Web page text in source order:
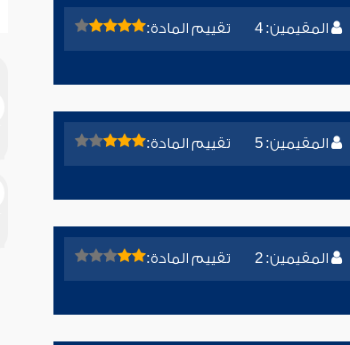
المقيمين: 4 تقييم المادة:
المقيمين: 5 تقييم المادة:
المقيمين: 2 تقييم المادة: